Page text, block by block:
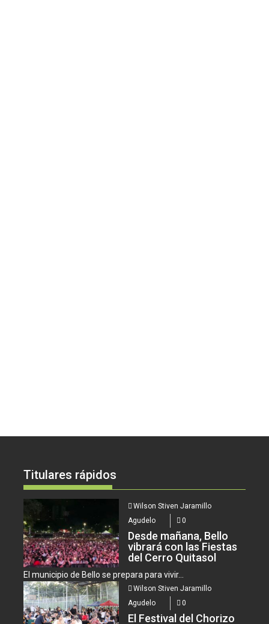
Titulares rápidos
Wilson Stiven Jaramillo
Agudelo
0
Desde mañana, Bello
vibrará con las Fiestas
del Cerro Quitasol
El municipio de Bello se prepara para vivir...
Wilson Stiven Jaramillo
Agudelo
0
El Festival del Chorizo